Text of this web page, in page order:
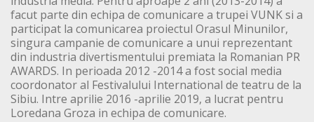
facut parte din echipa de comunicare a trupei VUNK si a
participat la comunicarea proiectul Orasul Minunilor,
singura campanie de comunicare a unui reprezentant
din industria divertismentului premiata la Romanian PR
AWARDS. In perioada 2012 -2014 a fost social media
coordonator al Festivalului International de teatru de la
Sibiu. Intre aprilie 2016 -aprilie 2019, a lucrat pentru
Loredana Groza in echipa de comunicare.